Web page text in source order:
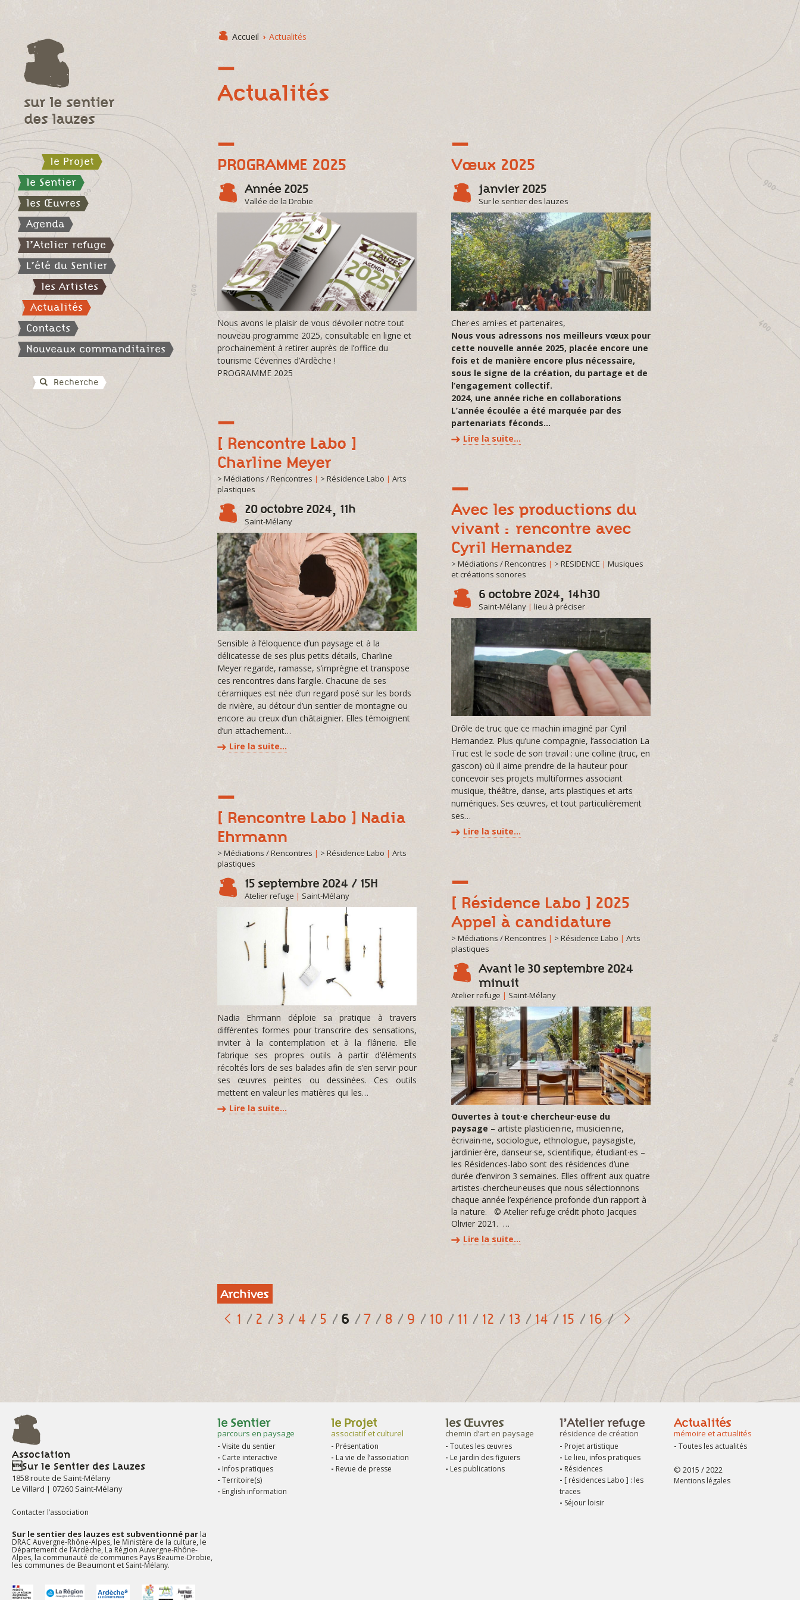
sur le sentier
des lauzes
le Projet
le Sentier
les Œuvres
Agenda
l’Atelier refuge
L’été du Sentier
les Artistes
Actualités
Contacts
Nouveaux commanditaires
Recherche
Accueil › Actualités
Actualités
PROGRAMME 2025
Année 2025
Vallée de la Drobie
Nous avons le plaisir de vous dévoiler notre tout
nouveau programme 2025, consultable en ligne et
prochainement à retirer auprès de l’office du
tourisme Cévennes d’Ardèche !
PROGRAMME 2025
Vœux 2025
janvier 2025
Sur le sentier des lauzes
Cher·es ami·es et partenaires,
Nous vous adressons nos meilleurs vœux pour
cette nouvelle année 2025, placée encore une
fois et de manière encore plus nécessaire,
sous le signe de la création, du partage et de
l’engagement collectif.
2024, une année riche en collaborations
L’année écoulée a été marquée par des
partenariats féconds…
Lire la suite…
[ Rencontre Labo ]
Charline Meyer
> Médiations / Rencontres | > Résidence Labo | Arts
plastiques
20 octobre 2024, 11h
Saint-Mélany
Sensible à l’éloquence d’un paysage et à la
délicatesse de ses plus petits détails, Charline
Meyer regarde, ramasse, s’imprègne et transpose
ces rencontres dans l’argile. Chacune de ses
céramiques est née d’un regard posé sur les bords
de rivière, au détour d’un sentier de montagne ou
encore au creux d’un châtaignier. Elles témoignent
d’un attachement…
Lire la suite…
Avec les productions du
vivant : rencontre avec
Cyril Hernandez
> Médiations / Rencontres | > RESIDENCE | Musiques
et créations sonores
6 octobre 2024, 14h30
Saint-Mélany| lieu à préciser
Drôle de truc que ce machin imaginé par Cyril
Hernandez. Plus qu’une compagnie, l’association La
Truc est le socle de son travail : une colline (truc, en
gascon) où il aime prendre de la hauteur pour
concevoir ses projets multiformes associant
musique, théâtre, danse, arts plastiques et arts
numériques. Ses œuvres, et tout particulièrement
ses…
Lire la suite…
[ Rencontre Labo ] Nadia
Ehrmann
> Médiations / Rencontres | > Résidence Labo | Arts
plastiques
15 septembre 2024 / 15H
Atelier refuge | Saint-Mélany
Nadia Ehrmann déploie sa pratique à travers
différentes formes pour transcrire des sensations,
inviter à la contemplation et à la flânerie. Elle
fabrique ses propres outils à partir d’éléments
récoltés lors de ses balades afin de s’en servir pour
ses œuvres peintes ou dessinées. Ces outils
mettent en valeur les matières qui les…
Lire la suite…
[ Résidence Labo ] 2025
Appel à candidature
> Médiations / Rencontres | > Résidence Labo | Arts
plastiques
Avant le 30 septembre 2024
minuit
Atelier refuge | Saint-Mélany
Ouvertes à tout·e chercheur·euse du
paysage – artiste plasticien·ne, musicien·ne,
écrivain·ne, sociologue, ethnologue, paysagiste,
jardinier·ère, danseur·se, scientifique, étudiant·es –
les Résidences-labo sont des résidences d’une
durée d’environ 3 semaines. Elles offrent aux quatre
artistes-chercheur·euses que nous sélectionnons
chaque année l’expérience profonde d’un rapport à
la nature. © Atelier refuge crédit photo Jacques
Olivier 2021. …
Lire la suite…
Archives
1 2 3 4 5 6 7 8 9 10 11 12 13 14 15 16
Association
Sur le Sentier des Lauzes
1858 route de Saint-Mélany
Le Villard | 07260 Saint-Mélany
Contacter l’association
Sur le sentier des lauzes est subventionné parla
DRAC Auvergne-Rhône-Alpes , le Ministère de la culture , le
Département de l’Ardèche La Région Auvergne-Rhône-
Alpes , la communauté de communes Pays Beaume-Drobie
les communes de Beaumont et Saint-Mélany.
le Sentier
parcours en paysage
Visite du sentier
Carte interactive
Infos pratiques
Territoire(s)
English information
le Projet
associatif et culturel
Présentation
La vie de l’association
Revue de presse
les Œuvres
chemin d’art en paysage
Toutes les œuvres
Le jardin des figuiers
Les publications
l’Atelier refuge
résidence de création
Projet artistique
Le lieu, infos pratiques
Résidences
[ résidences Labo ] : les
traces
Séjour loisir
Actualités
mémoire et actualités
Toutes les actualités
© 2015 / 2022
Mentions légales